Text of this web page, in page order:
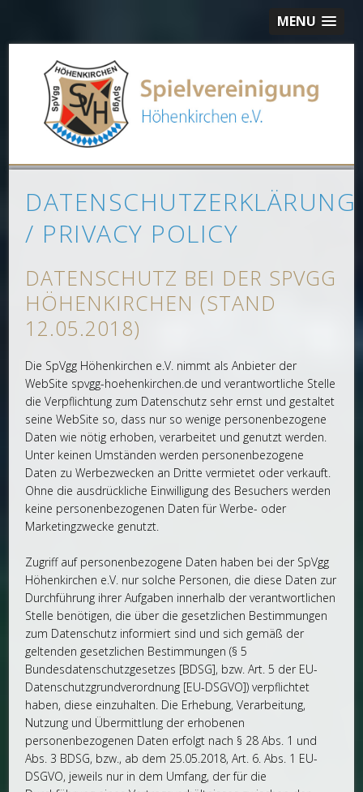
MENU
DATENSCHUTZERKLÄRUNG
/ PRIVACY POLICY
DATENSCHUTZ BEI DER SPVGG
HÖHENKIRCHEN (STAND
12.05.2018)
Die SpVgg Höhenkirchen e.V. nimmt als Anbieter der
WebSite spvgg-hoehenkirchen.de und verantwortliche Stelle
die Verpflichtung zum Datenschutz sehr ernst und gestaltet
seine WebSite so, dass nur so wenige personenbezogene
Daten wie nötig erhoben, verarbeitet und genutzt werden.
Unter keinen Umständen werden personenbezogene
Daten zu Werbezwecken an Dritte vermietet oder verkauft.
Ohne die ausdrückliche Einwilligung des Besuchers werden
keine personenbezogenen Daten für Werbe- oder
Marketingzwecke genutzt.
Zugriff auf personenbezogene Daten haben bei der SpVgg
Höhenkirchen e.V. nur solche Personen, die diese Daten zur
Durchführung ihrer Aufgaben innerhalb der verantwortlichen
Stelle benötigen, die über die gesetzlichen Bestimmungen
zum Datenschutz informiert sind und sich gemäß der
geltenden gesetzlichen Bestimmungen (§ 5
Bundesdatenschutzgesetzes [BDSG], bzw. Art. 5 der EU-
Datenschutzgrundverordnung [EU-DSGVO]) verpflichtet
haben, diese einzuhalten. Die Erhebung, Verarbeitung,
Nutzung und Übermittlung der erhobenen
personenbezogenen Daten erfolgt nach § 28 Abs. 1 und
Abs. 3 BDSG, bzw., ab dem 25.05.2018, Art. 6. Abs. 1 EU-
DSGVO, jeweils nur in dem Umfang, der für die